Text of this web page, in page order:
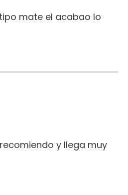
mate el acabao lo
y llega muy